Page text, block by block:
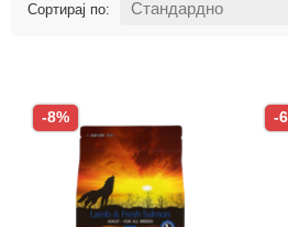
Сортирај по:
-8% -